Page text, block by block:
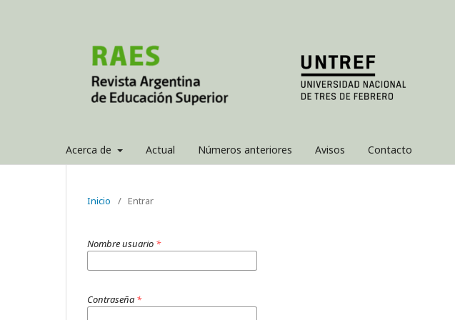
Acerca de Actual Números anteriores Avisos Contacto
Inicio / Entrar
Nombre usuario *
Contraseña *